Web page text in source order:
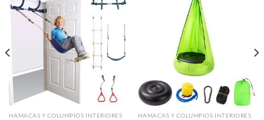
HAMACAS Y COLUMPIOS INTERIORES HAMACAS Y COLUMPIOS INTERIORES